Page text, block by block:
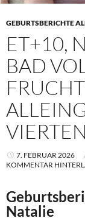
GEBURTSBERICHTE
ET+10,
BAD
7. FEBRUAR 2026
KOMMENTAR
Natalie